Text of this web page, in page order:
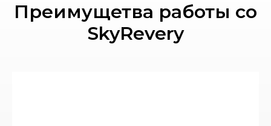
Преимущетва работы со
SkyRevery